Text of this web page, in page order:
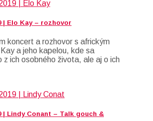
| Elo Kay – rozhovor
koncert a rozhovor s africkým
a jeho kapelou, kde sa
z ich osobného života, ale aj o ich
| Lindy Conant – Talk gouch &